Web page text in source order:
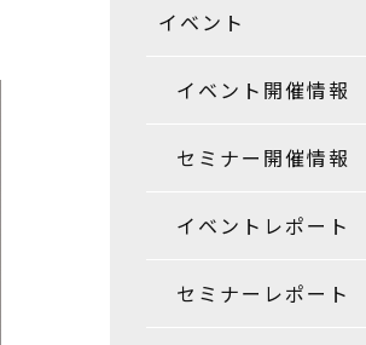
イベント
イベント開催情報
セミナー開催情報
イベントレポート
セミナーレポート